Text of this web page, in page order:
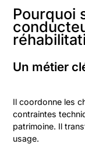
Pourquoi
Un métier
Il coordonne les
contraintes
patrimoine. Il
usage.